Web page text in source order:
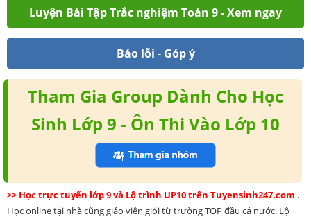
Luyện Bài Tập Trắc nghiệm Toán 9 - Xem ngay
Báo lỗi - Góp ý
Tham Gia Group Dành Cho Học
Sinh Lớp 9 - Ôn Thi Vào Lớp 10
>> Học trực tuyến lớp 9 và Lộ trình UP10 trên Tuyensinh247.com .
Học online tại nhà cũng giáo viên giỏi từ trường TOP đầu cả nước. Lộ